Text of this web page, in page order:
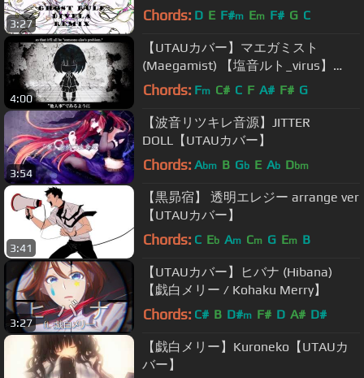
3:27
Cover】 +VSQx
Chords: D E F#m Em F# G C
4:00
【UTAUカバー】マエガミスト
(Maegamist) 【塩音ルト_virus】
[+UST]
Chords: Fm C# C F A# F# G
3:54
【波音リツキレ音源】JITTER
DOLL【UTAUカバー】
Chords: Abm B Gb E Ab Dbm
3:41
【黒昴宿】 透明エレジー arrange ver
【UTAUカバー】
Chords: C Eb Am Cm G Em B
3:27
【UTAUカバー】ヒバナ (Hibana)
【戯白メリー / Kohaku Merry】
Chords: C# B D#m F# D A# D#
【戯白メリー】Kuroneko【UTAUカ
バー】